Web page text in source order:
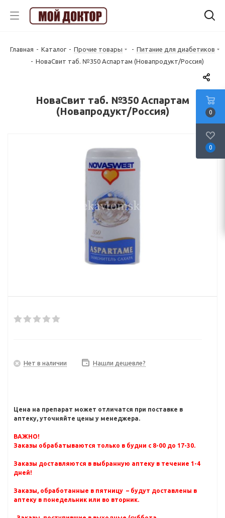
Главная - Каталог - Прочие товары - Питание для диабетиков
- НоваСвит таб. №350 Аспартам (Новапродукт/Россия)
НоваСвит таб. №350 Аспартам
(Новапродукт/Россия)
Нет в наличии Нашли дешевле?
Цена на препарат может отличатся при поставке в
аптеку, уточняйте цены у менеджера.
ВАЖНО!
Заказы обрабатываются только в будни с 8-00 до 17-30.
Заказы доставляются в выбранную аптеку в течение 1-4
дней!
Заказы, обработанные в пятницу – будут доставлены в
аптеку в понедельник или во вторник.
0
0